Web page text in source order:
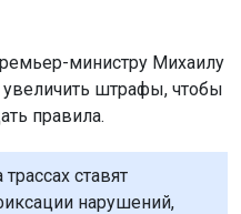
министру Михаилу
штрафы, чтобы
правила.
ставят
нарушений,